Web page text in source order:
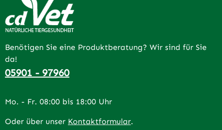
Benötigen Sie eine Produktberatung? Wir sind für Sie
da!
05901 - 97960
Mo. - Fr. 08:00 bis 18:00 Uhr
Oder über unser Kontaktformular.